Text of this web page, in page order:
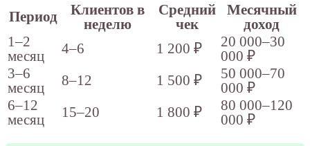
Период
Клиентов в
неделю
Средний
чек
Месячный
доход
1–2
месяц
4–6 1 200 ₽
20 000–30
000 ₽
3–6
месяц
8–12 1 500 ₽
50 000–70
000 ₽
6–12
месяц
15–20 1 800 ₽
80 000–120
000 ₽